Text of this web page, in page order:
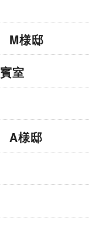
M様邸
室
A様邸